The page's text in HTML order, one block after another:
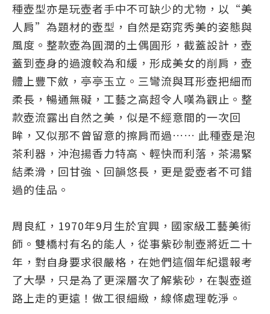
種壺型亦是玩壺者手中不可缺少的尤物，以“美
人肩”為題材的壺型，自然是窈窕秀美的姿態與
風度。整款壺為圓潤的土偶圓形，截蓋設計，壺
蓋到壺身的過渡較為和緩，形成美女的削肩，壺
體上豐下斂，亭亭玉立。三彎流與耳形壺把細而
柔長，暢通無礙，工藝之高超令人嘆為觀止。整
款壺流露出自然之美，似是不經意間的一次回
眸，又似那不曾留意的擦肩而過…… 此種壺是泡
茶利器，沖泡揚香力特高、輕快而利落，茶湯緊
結柔滑，回甘強、回韻悠長，更是愛壺者不可錯
過的佳品。
周良紅，1970年9月生於宜興，國家級工藝美術
師。雙橋村有名的能人，從事紫砂制壺將近二十
年，對自身要求很嚴格，在她們這個年紀還報考
了大學，只是為了更深層次了解紫砂，在製壺道
路上走的更遠！做工很細緻，線條處理乾淨。